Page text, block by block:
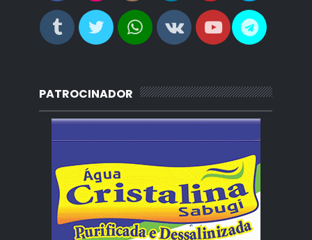
PATROCINADOR